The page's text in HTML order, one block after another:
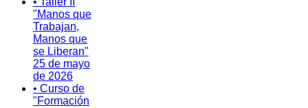
"Manos que
Trabajan,
Manos que
se Liberan"
25 de mayo
de 2026
• Curso de
"Formación